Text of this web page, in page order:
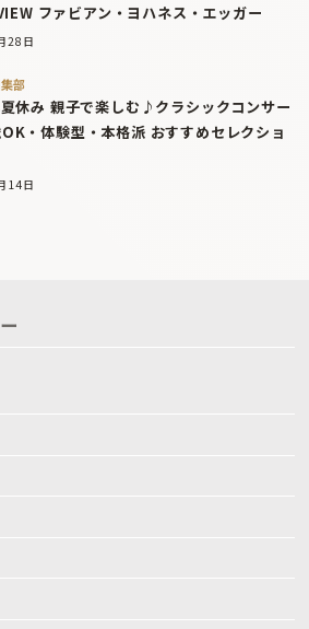
ファビアン・ヨハネス・エッガー
28日
部
休み 親子で楽しむ♪クラシックコンサー
OK・体験型・本格派 おすすめセレクショ
14日